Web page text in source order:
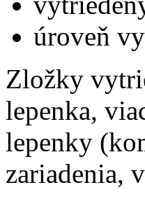
úroveň
Zložky
lepenka,
lepenky
zariadenia,